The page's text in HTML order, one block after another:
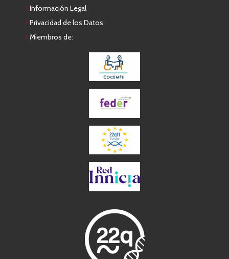
Información Legal
Privacidad de los Datos
Miembros de: